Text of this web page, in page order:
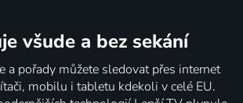
všude a bez sekání
a pořady můžete sledovat přes internet
mobilu i tabletu kdekoli v celé EU.